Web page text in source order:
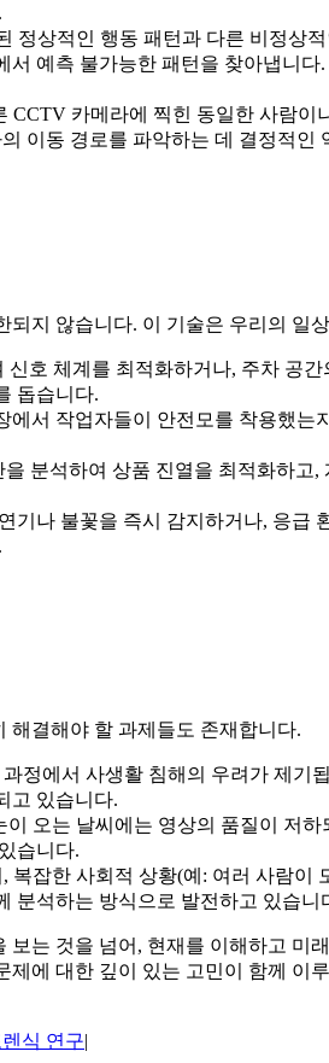
정상적인 행동 패턴과 다른 비정상
서 예측 불가능한 패턴을 찾아냅니
CCTV 카메라에 찍힌 동일한 사람이
이동 경로를 파악하는 데 결정적인
지 않습니다. 이 기술은 우리의 일
신호 체계를 최적화하거나, 주차 공
돕습니다.
에서 작업자들이 안전모를 착용했
분석하여 상품 진열을 최적화하
기나 불꽃을 즉시 감지하거나, 응급
해결해야 할 과제들도 존재합니다.
정에서 사생활 침해의 우려가 제기
고 있습니다.
이 오는 날씨에는 영상의 품질이 저
습니다.
복잡한 사회적 상황(예: 여러 사람
분석하는 방식으로 발전하고 있습니
는 것을 넘어, 현재를 이해하고
에 대한 깊이 있는 고민이 함께 이
렌식 연구|